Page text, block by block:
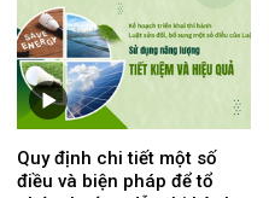
Quy định chi tiết một số
điều và biện pháp để tổ